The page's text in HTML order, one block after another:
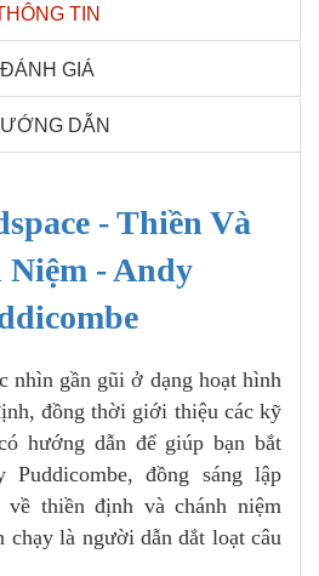
TIN
ĐÁNH GIÁ
DẪN
- Thiền Và
Niệm - Andy
nhìn gần gũi ở dạng hoạt hình
đồng thời giới thiệu các kỹ
hướng dẫn để giúp bạn bắt
Puddicombe, đồng sáng lập
về thiền định và chánh niệm
chạy là người dẫn dắt loạt câu